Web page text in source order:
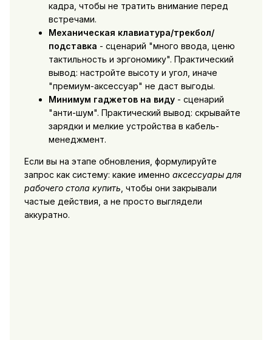
кадра, чтобы не тратить внимание перед
встречами.
Механическая клавиатура/трекбол/
подставка - сценарий "много ввода, ценю
тактильность и эргономику". Практический
вывод: настройте высоту и угол, иначе
"премиум-аксессуар" не даст выгоды.
Минимум гаджетов на виду- сценарий
"анти-шум". Практический вывод: скрывайте
зарядки и мелкие устройства в кабель-
менеджмент.
Если вы на этапе обновления, формулируйте
запрос как систему: какие именно аксессуары для
рабочего стола купить , чтобы они закрывали
частые действия, а не просто выглядели
аккуратно.